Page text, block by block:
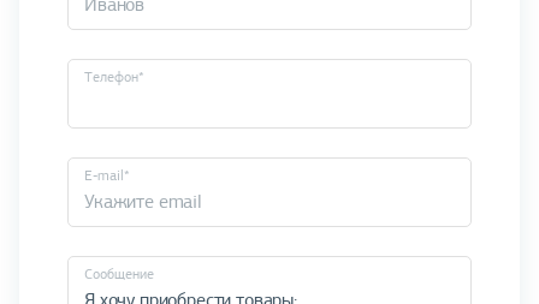
Телефон*
E-mail*
Cообщение